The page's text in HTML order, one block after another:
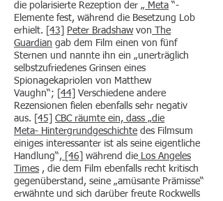
die polarisierte Rezeption der „ Meta “-
Elemente fest, während die Besetzung Lob
erhielt.
[43] Peter Bradshaw von The
Guardian gab dem Film einen von fünf
Sternen und nannte ihn ein „unerträglich
selbstzufriedenes Grinsen eines
Spionagekapriolen von Matthew
Vaughn“;
[44]
Verschiedene andere
Rezensionen fielen ebenfalls sehr negativ
aus.
[45]
CBC räumte ein, dass „die
Meta- Hintergrundgeschichte des Filmsum
einiges interessanter ist als seine eigentliche
Handlung“, [46] während die Los Angeles
Times , die dem Film ebenfalls recht kritisch
gegenüberstand, seine „amüsante Prämisse“
erwähnte und sich darüber freute Rockwells